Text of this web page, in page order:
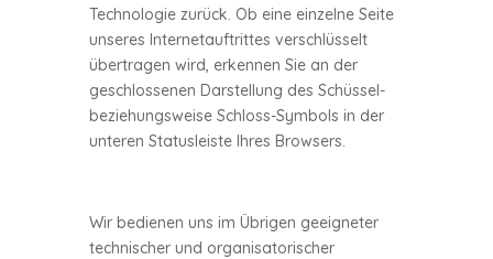
Technologie zurück. Ob eine einzelne Seite
unseres Internetauftrittes verschlüsselt
übertragen wird, erkennen Sie an der
geschlossenen Darstellung des Schüssel-
beziehungsweise Schloss-Symbols in der
unteren Statusleiste Ihres Browsers.
Wir bedienen uns im Übrigen geeigneter
technischer und organisatorischer